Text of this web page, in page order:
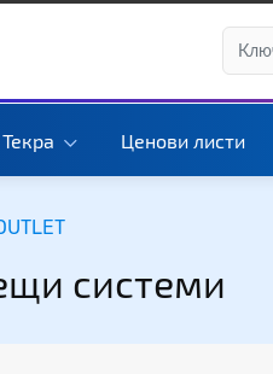
Ценови листи
системи